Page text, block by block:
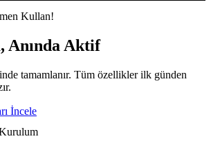
Kullan!
Anında Aktif
tamamlanır. Tüm özellikler ilk günden
İncele